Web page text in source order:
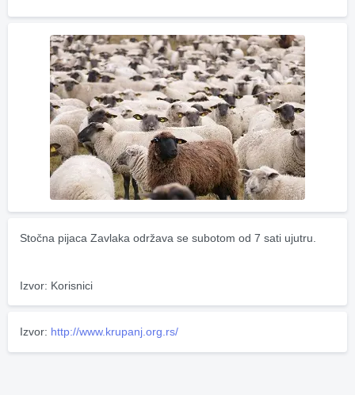
Stočna pijaca Zavlaka održava se subotom od 7 sati ujutru.
Izvor: Korisnici
Izvor: http://www.krupanj.org.rs/